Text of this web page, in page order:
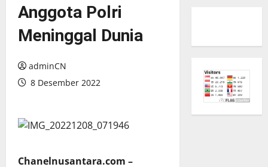
Anggota Polri
Meninggal Dunia
adminCN
8 Desember 2022
Chanelnusantara.com –